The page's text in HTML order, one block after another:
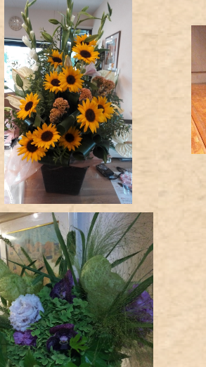
アレンジメント(大)
¥8,000
花束
¥12,000